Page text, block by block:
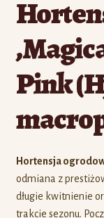
Pink
Hortensja
odmiana z
długie kwitnienie
trakcie sezonu.